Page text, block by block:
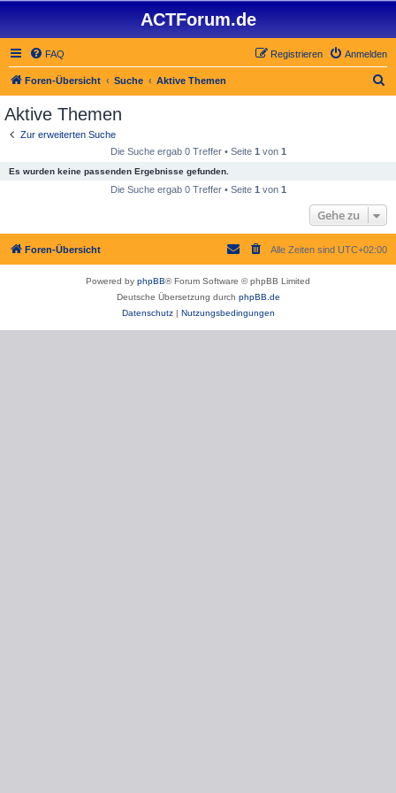
ACTForum.de
FAQ Anmelden
Registrieren
Foren-Übersicht Suche Aktive Themen
Aktive Themen
Zur erweiterten Suche
Die Suche ergab 0 Treffer • Seite 1 von 1
Es wurden keine passenden Ergebnisse gefunden.
Die Suche ergab 0 Treffer • Seite 1 von 1
Gehe zu
Foren-Übersicht Alle Zeiten sind UTC+02:00
Powered by phpBB® Forum Software © phpBB Limited
Deutsche Übersetzung durch phpBB.de
Datenschutz| Nutzungsbedingungen